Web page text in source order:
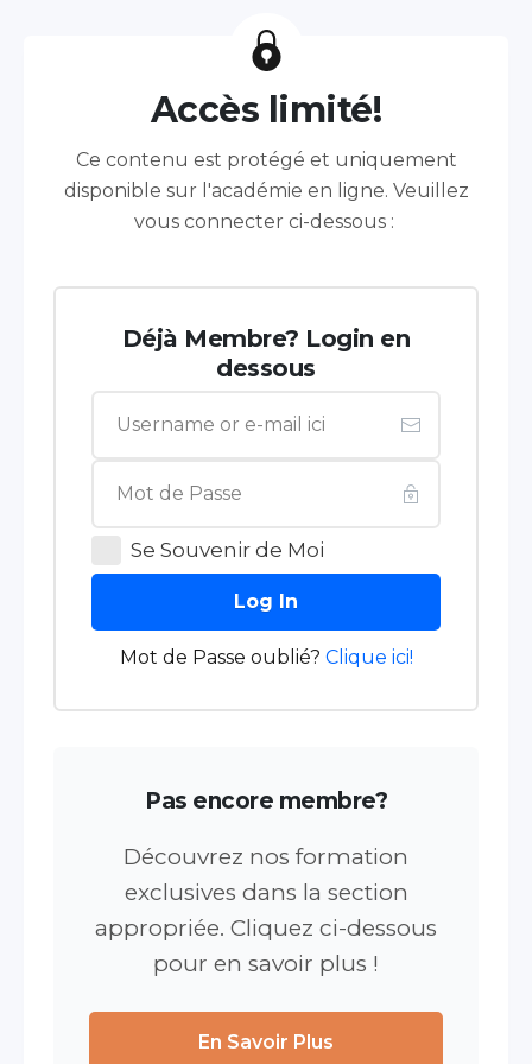
Accès limité!
Ce contenu est protégé et uniquement
disponible sur l'académie en ligne. Veuillez
vous connecter ci-dessous :
Déjà Membre? Login en
dessous
Se Souvenir de Moi
Log In
Mot de Passe oublié? Clique ici!
Pas encore membre?
Découvrez nos formation
exclusives dans la section
appropriée. Cliquez ci-dessous
pour en savoir plus !
En Savoir Plus